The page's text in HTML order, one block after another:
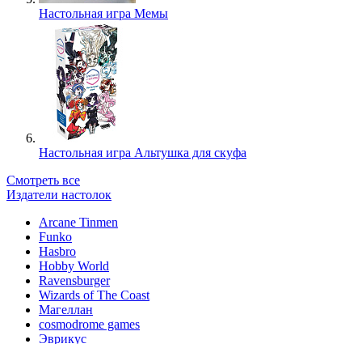
Настольная игра Мемы
Настольная игра Альтушка для скуфа
Смотреть все
Издатели настолок
Arcane Tinmen
Funko
Hasbro
Hobby World
Ravensburger
Wizards of The Coast
Магеллан
сosmodrome games
Эврикус